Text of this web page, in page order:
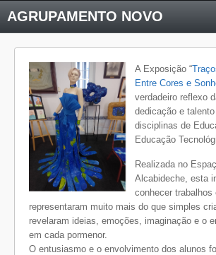
AGRUPAMENTO NOVO
A Exposição “
Entre Cores e
verdadeiro reflexo
dedicação e
disciplinas de
Educação
Realizada no
Alcabideche, esta
conhecer trabalhos
representaram muito mais do que simples
revelaram ideias, emoções, imaginação e o
em cada pormenor.
O entusiasmo e o envolvimento dos alunos